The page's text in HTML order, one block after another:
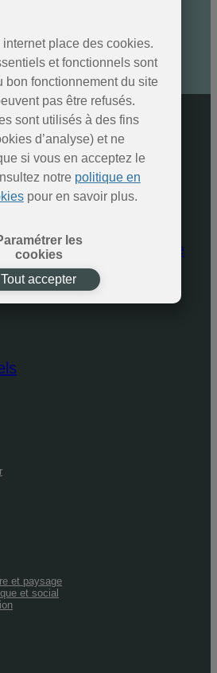
SOUMETTRE
naturels de Wallonie
et paysage
et social
internet place des cookies.
et fonctionnels sont
bon fonctionnement du site
pas être refusés.
sont utilisés à des fins
d’analyse) et ne
si vous en acceptez le
notre politique en
pour en savoir plus.
les
cookies
Tout accepter